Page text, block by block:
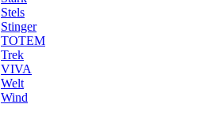
Stels
Stinger
TOTEM
Trek
VIVA
Welt
Wind